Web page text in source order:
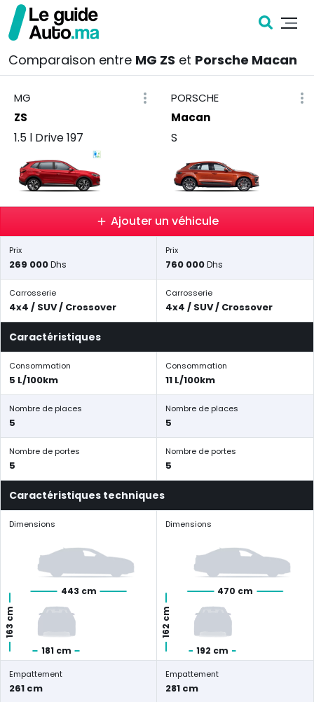
Comparaison entre MG ZS et Porsche Macan
MG
ZS
1.5 l Drive 197
PORSCHE
Macan
S
Ajouter un véhicule
Prix
269 000Dhs
Prix
760 000Dhs
Carrosserie
4x4 / SUV / Crossover
Carrosserie
4x4 / SUV / Crossover
Caractéristiques
Consommation
5 L/100km
Consommation
11 L/100km
Nombre de places
5
Nombre de places
5
Nombre de portes
5
Nombre de portes
5
Caractéristiques techniques
Dimensions
443 cm
181 cm
163 cm
Dimensions
470 cm
192 cm
162 cm
Empattement
261 cm
Empattement
281 cm